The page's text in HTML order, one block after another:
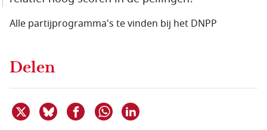
Alle partijprogramma's te vinden bij het DNPP
Delen
Deel dit item op X
Deel dit item op Bluesky
Deel dit item op Facebook
Delen via WhatsApp